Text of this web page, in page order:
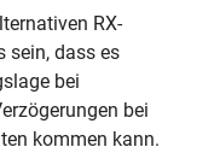
RX-
sein, dass es
bei
bei
kommen kann.